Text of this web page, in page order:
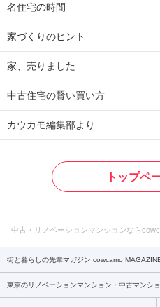
名住宅の時間
家づくりのヒント
家、売りました
中古住宅の賢い買い方
カウカモ編集部より
トップペ
中古・リノベーションマンションなら
街と暮らしの先輩マガジン cowcamo
東京のリノベーションマンション・中古マンシ